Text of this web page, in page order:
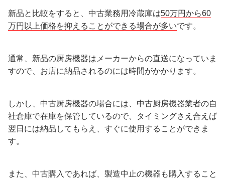
新品と比較をすると、中古業務用冷蔵庫は50万円から60
万円以上価格を抑えることができる場合が多いです。
通常、新品の厨房機器はメーカーからの直送になっていま
すので、お店に納品されるのには時間がかかります。
しかし、中古厨房機器の場合には、中古厨房機器業者の自
社倉庫で在庫を保管しているので、タイミングさえ合えば
翌日には納品してもらえ、すぐに使用することができま
す。
また、中古購入であれば、製造中止の機器も購入すること